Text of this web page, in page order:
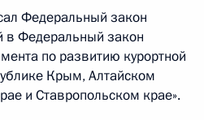
Федеральный закон
в Федеральный закон
по развитию курортной
Крым, Алтайском
и Ставропольском крае».